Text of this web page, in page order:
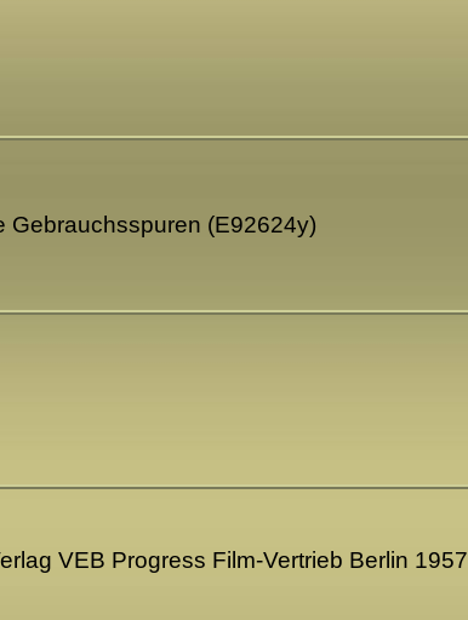
Gebrauchsspuren (E92624y)
VEB Progress Film-Vertrieb Berlin 1957